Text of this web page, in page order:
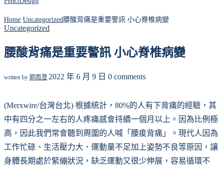
Home Uncategorized腰酸背痛是重要警訊 小心脊椎病變
Uncategorized
腰酸背痛是重要警訊 小心脊椎病變
written by 郭雨澄 2022 年 6 月 9 日 0 comments
(Merxwire/台灣台北) 根據統計，80%的人有下背痛的經驗，其
中有四分之一左右的人疼痛感會持續一個月以上。因為比例極
高，因此我們常會聽到周圍的人喊「腰痠背痛」。現代人因為
工作忙碌、生活壓力大、運動量不足加上姿勢不良等原因，讓
身體長期處於緊繃狀況，缺乏運動又很少伸展，容易循環不